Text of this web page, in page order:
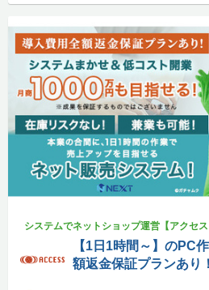
システムでネットショップ運営【アクセス
【1日1時間～】のPC
額返金保証プランあり！